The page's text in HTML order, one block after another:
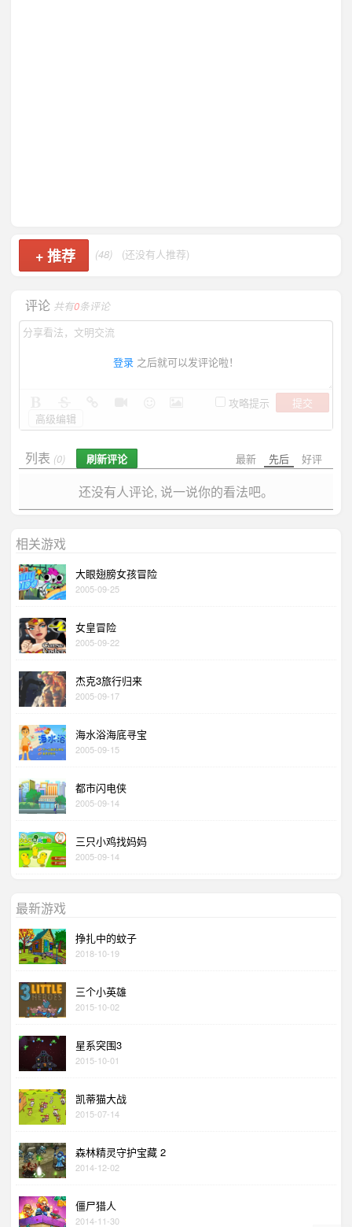
+推荐 (48) (还没有人推荐)
评论 共有0条评论
登录 之后就可以发评论啦！
攻略提示
提交
高级编辑
最新 先后 好评
列表 (0) 刷新评论
还没有人评论, 说一说你的看法吧。
相关游戏
大眼翅膀女孩冒险
2005-09-25
女皇冒险
2005-09-22
杰克3旅行归来
2005-09-17
海水浴海底寻宝
2005-09-15
都市闪电侠
2005-09-14
三只小鸡找妈妈
2005-09-14
最新游戏
挣扎中的蚊子
2018-10-19
三个小英雄
2015-10-02
星系突围3
2015-10-01
凯蒂猫大战
2015-07-14
森林精灵守护宝藏 2
2014-12-02
僵尸猎人
2014-11-30